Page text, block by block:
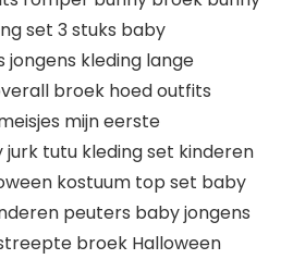
set 3 stuks baby
jongens kleding lange
broek hoed outfits
mijn eerste
tutu kleding set kinderen
kostuum top set baby
peuters baby jongens
broek Halloween